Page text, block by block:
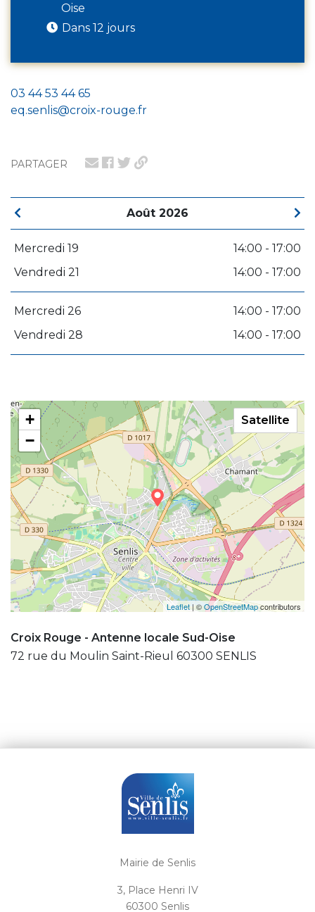
PARTAGER
Août 2026
Mercredi 19
14:00 - 17:00
Vendredi 21
14:00 - 17:00
Mercredi 26
14:00 - 17:00
Vendredi 28
14:00 - 17:00
+
−
Leaflet | ©OpenStreetMapcontributors
Satellite
Croix Rouge - Antenne locale Sud-Oise
72 rue du Moulin Saint-Rieul 60300 SENLIS
Oise
Dans 12 jours
03 44 53 44 65
eq.senlis@croix-rouge.fr
Mairie de Senlis
3, Place Henri IV
60300 Senlis